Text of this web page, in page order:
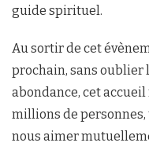
guide spirituel.
Au sortir de cet
prochain, sans oublier
abondance, cet
millions de
nous aimer